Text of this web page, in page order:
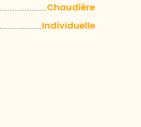
Chaudière
Individuelle